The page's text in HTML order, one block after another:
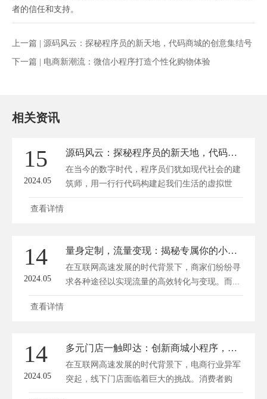
者的信任和支持。
上一篇 | 源码风云：探秘程序员的新天地，代码商城的创意集结号
下一篇 | 电商新潮流：微信小程序打造个性化购物体验
相关资讯
15
2024.05
源码风云：探秘程序员的新天地，代码商城的创意集结号
在当今的数字时代，程序员们犹如现代社会的建
筑师，用一行行代码构建起我们生活的虚拟世
界...
查看详情
14
2024.05
量身定制，流量变现：揭秘专属你的小程序商城打造之路
在互联网高速发展的时代背景下，商家们纷纷寻
求各种途径以实现流量的高效转化与变现。而...
查看详情
14
2024.05
多元门店一触即达：创新商城小程序，打造购物新体验！
在互联网高速发展的时代背景下，电商行业异军
突起，线下门店面临着巨大的挑战。消费者购
物...